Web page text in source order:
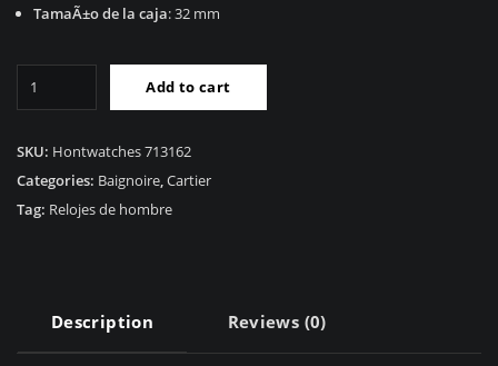
TamaÃ±o de la caja: 32 mm
WGBA0007
quantity
Add to cart
SKU: Hontwatches 713162
Categories: Baignoire,Cartier
Tag: Relojes de hombre
Description Reviews (0)